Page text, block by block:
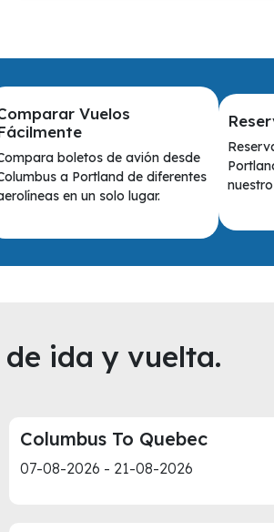
Vuelos
boletos de avión desde
a Portland de diferentes
en un solo lugar.
ida y vuelta.
Columbus To Quebec
07-08-2026 - 21-08-2026